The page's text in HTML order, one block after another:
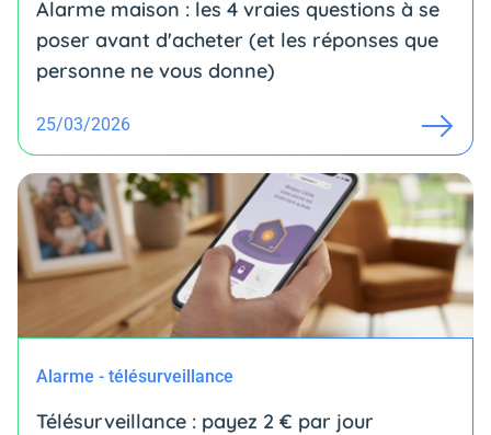
Alarme maison : les 4 vraies questions à se
poser avant d'acheter (et les réponses que
personne ne vous donne)
25/03/2026
Alarme - télésurveillance
Télésurveillance : payez 2 € par jour